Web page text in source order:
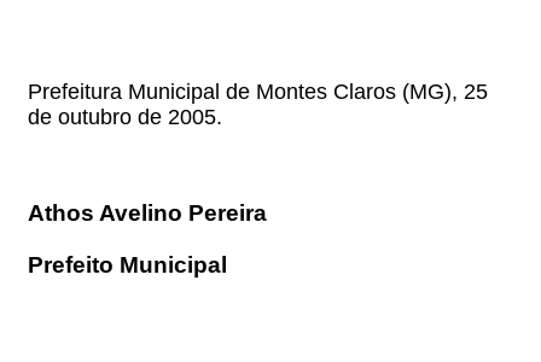
Prefeitura Municipal de Montes Claros (MG), 25
de outubro de 2005.
Athos Avelino Pereira
Prefeito Municipal